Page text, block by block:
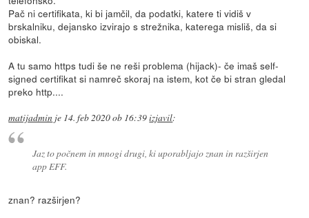
Pač ni certifikata, ki bi jamčil, da podatki, katere ti vidiš v
brskalniku, dejansko izvirajo s strežnika, katerega misliš, da si
obiskal.
A tu samo https tudi še ne reši problema (hijack)- če imaš self-
signed certifikat si namreč skoraj na istem, kot če bi stran gledal
preko http....
matijadmin je 14. feb 2020 ob 16:39izjavil:
Jaz to počnem in mnogi drugi, ki uporabljajo znan in razširjen
app EFF.
znan? razširjen?